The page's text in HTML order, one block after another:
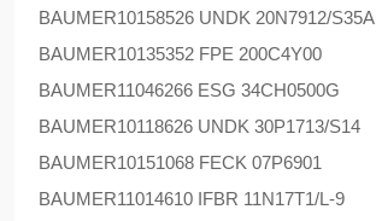
BAUMER10158526 UNDK 20N7912/S35A
BAUMER10135352 FPE 200C4Y00
BAUMER11046266 ESG 34CH0500G
BAUMER10118626 UNDK 30P1713/S14
BAUMER10151068 FECK 07P6901
BAUMER11014610 IFBR 11N17T1/L-9